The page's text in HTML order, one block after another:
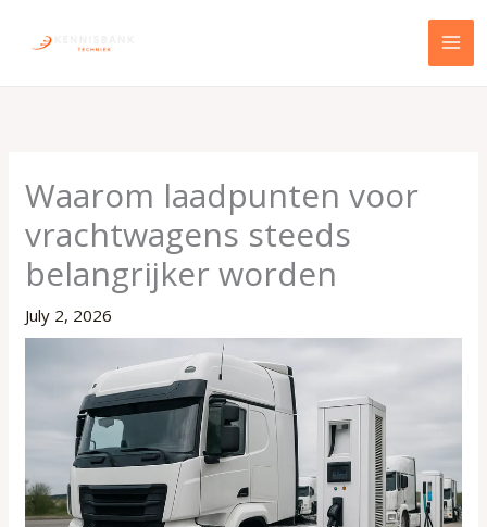
Waarom laadpunten voor
vrachtwagens steeds
belangrijker worden
July 2, 2026